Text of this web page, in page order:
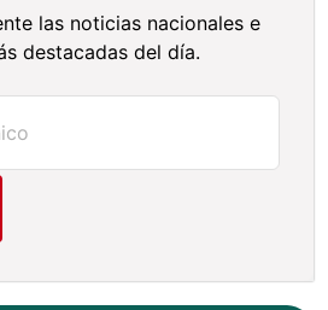
las noticias nacionales e
destacadas del día.